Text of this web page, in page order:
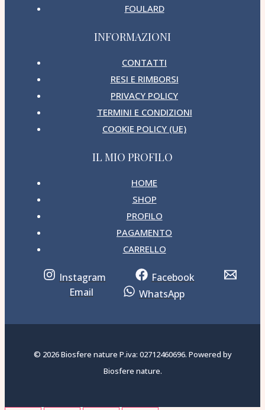
FOULARD
INFORMAZIONI
CONTATTI
RESI E RIMBORSI
PRIVACY POLICY
TERMINI E CONDIZIONI
COOKIE POLICY (UE)
IL MIO PROFILO
HOME
SHOP
PROFILO
PAGAMENTO
CARRELLO
Instagram
Facebook
Email
WhatsApp
© 2026 Biosfere nature P.iva: 02712460696. Powered by
Biosfere nature.